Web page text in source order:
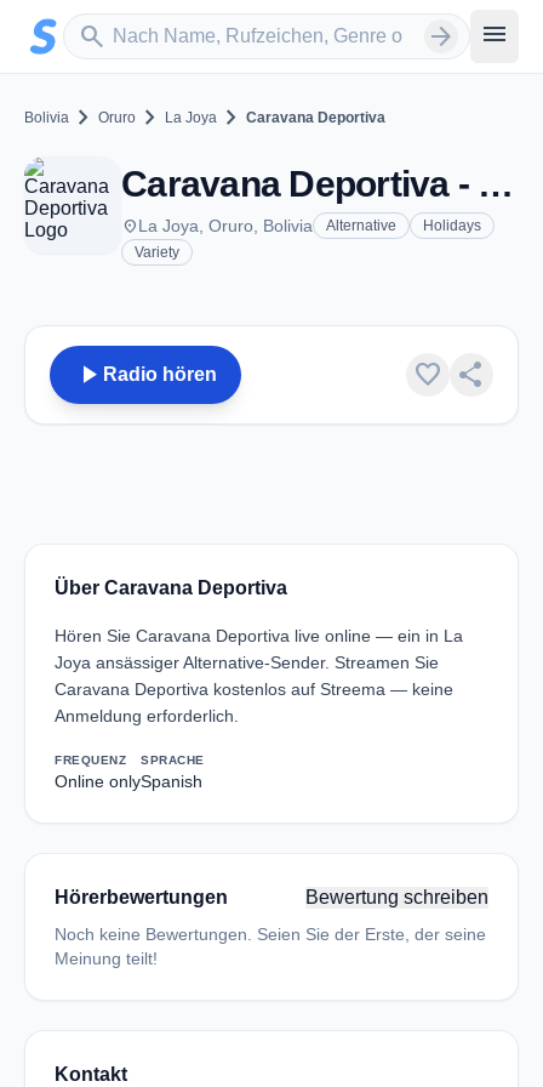
Zum Hauptinhalt springen
search
Sender suchen arrow_forward menu
Bolivia chevron_right Oruro chevron_right La Joya chevron_right Caravana Deportiva
Caravana Deportiva - La Joya
placeLa Joya, Oruro, Bolivia Alternative
Holidays
Variety
play_arrow Radio hören favorite share
Über Caravana Deportiva
Hören Sie Caravana Deportiva live online — ein in La
Joya ansässiger Alternative-Sender. Streamen Sie
Caravana Deportiva kostenlos auf Streema — keine
Anmeldung erforderlich.
FREQUENZ
Online only
SPRACHE
Spanish
Hörerbewertungen Bewertung schreiben
Noch keine Bewertungen. Seien Sie der Erste, der seine
Meinung teilt!
Kontakt